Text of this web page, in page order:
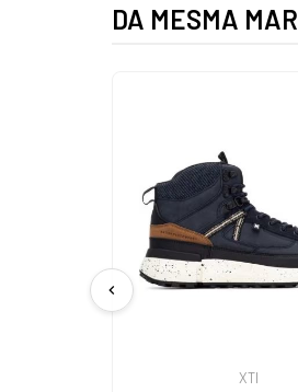
DA MESMA
chevron_left
XTI